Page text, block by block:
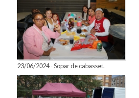
23/06/2024 - Sopar de cabasset.